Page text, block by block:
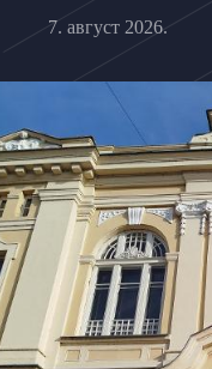
7. август 2026.